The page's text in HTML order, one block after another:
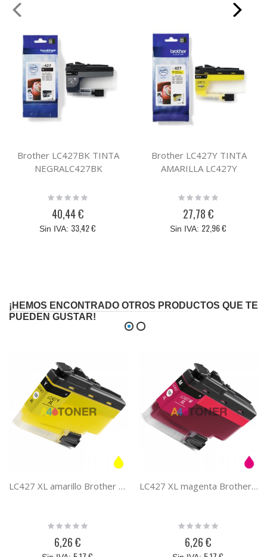
Brother LC427BK TINTA
NEGRALC427BK
Rating:
40,44 €
33,42 €
Brother LC427Y TINTA
AMARILLA LC427Y
Rating:
27,78 €
22,96 €
¡HEMOS ENCONTRADO OTROS PRODUCTOS QUE TE
PUEDEN GUSTAR!
LC427 XL amarillo Brother cartucho de tinta compatible
Rating:
6,26 €
LC427 XL magenta Brother cartucho de tinta compatible
Rating:
6,26 €